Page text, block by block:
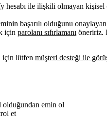
hesabı ile ilişkili olmayan kişisel
başarılı olduğunu
için parolanı sıfırlamanı öneririz.
için lütfen müşteri desteği ile
olduğundan emin ol
et